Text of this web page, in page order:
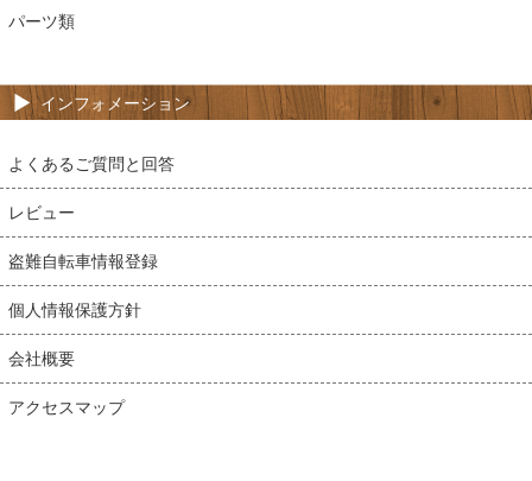
パーツ類
インフォメーション
よくあるご質問と回答
レビュー
盗難自転車情報登録
個人情報保護方針
会社概要
アクセスマップ